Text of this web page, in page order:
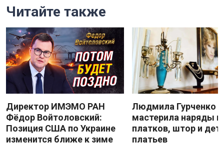
Читайте также
Директор ИМЭМО РАН
Фёдор Войтоловский:
Позиция США по Украине
изменится ближе к зиме
Людмила Гурченко
мастерила наряды
платков, штор и
платьев